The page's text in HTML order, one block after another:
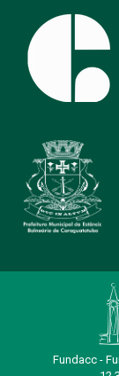
Fundacc -